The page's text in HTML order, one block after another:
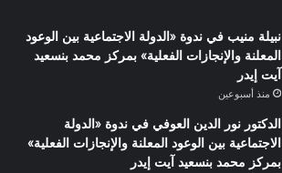
نبيلة منيب في ندوة «الدولة الاجتماعية بين الوعود
المعلنة والإنجازات الفعلية» بمركز محمد بنسعيد
آيت إيدر
منذ أسبوعين
الدكتور نور الدين العوفي في ندوة «الدولة
الاجتماعية بين الوعود المعلنة والإنجازات الفعلية»
بمركز محمد بنسعيد آيت إيدر